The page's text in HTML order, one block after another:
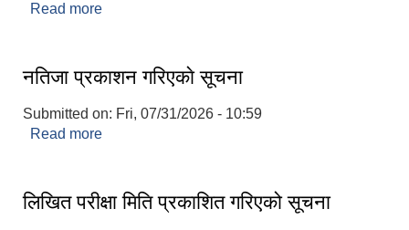
Read more
नतिजा प्रकाशन गरिएकाे सूचना
Submitted on: Fri, 07/31/2026 - 10:59
Read more
लिखित परीक्षा मिति प्रकाशित गरिएको सूचना